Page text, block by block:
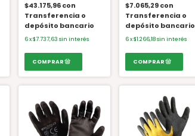
$43.175,96con
Transferencia o
depósito bancario
6x$7.737,63 sin interés
$7.065,29con
Transferencia o
depósito bancario
6x$1.266,18sin interés